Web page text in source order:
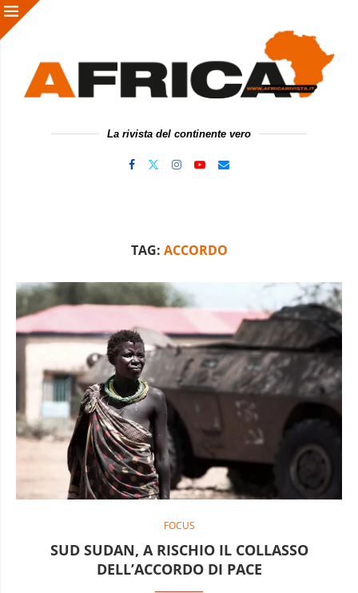
La rivista del continente vero
TAG: ACCORDO
FOCUS
SUD SUDAN, A RISCHIO IL COLLASSO
DELL’ACCORDO DI PACE